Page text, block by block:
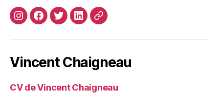
InstagramFacebook
TwitterLinkedin
Site
Vincent Chaigneau
CV de Vincent Chaigneau